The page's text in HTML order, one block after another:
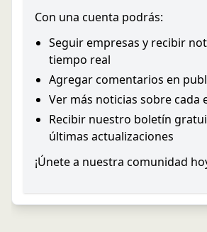
Con una cuenta podrás:
Seguir empresas y recibir
tiempo real
Agregar comentarios en
Ver más noticias sobre cada
Recibir nuestro boletín
últimas actualizaciones
¡Únete a nuestra comunidad